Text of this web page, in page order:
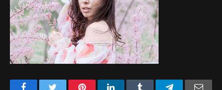
FacebookTwitter PinterestLinkedIn Tumblr Telegram